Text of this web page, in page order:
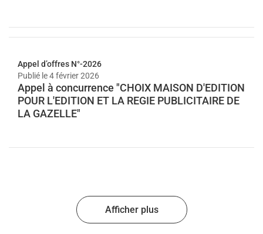
Appel d’offres N°-2026
Publié le4 février 2026
Appel à concurrence "CHOIX MAISON D'EDITION
POUR L'EDITION ET LA REGIE PUBLICITAIRE DE
LA GAZELLE"
Afficher plus